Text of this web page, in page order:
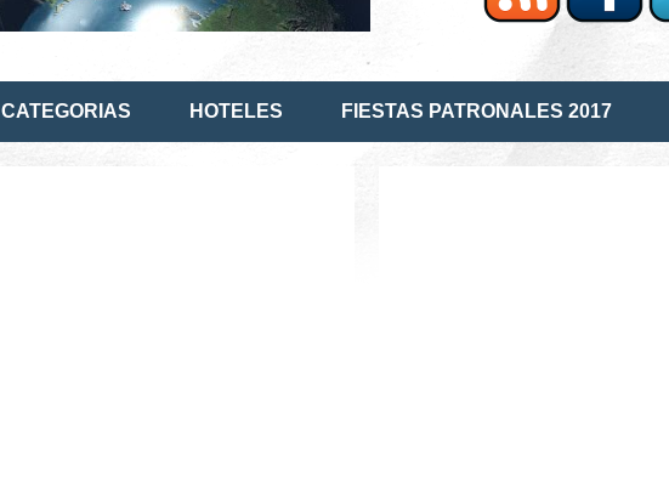
CATEGORIAS HOTELES FIESTAS PATRONALES 2017